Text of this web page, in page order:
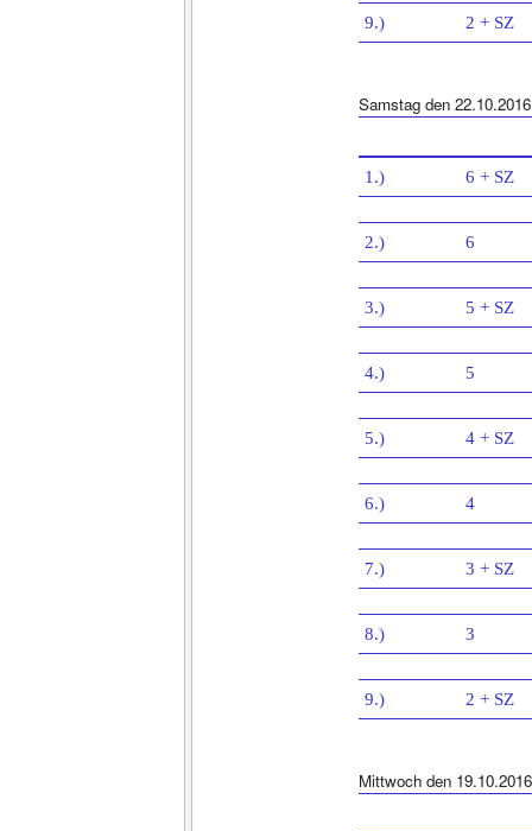
9.) 2 + SZ
Samstag den 22.10.2016
1.) 6 + SZ
2.) 6
3.) 5 + SZ
4.) 5
5.) 4 + SZ
6.) 4
7.) 3 + SZ
8.) 3
9.) 2 + SZ
Mittwoch den 19.10.2016